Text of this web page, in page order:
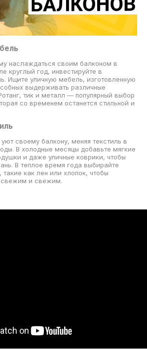
наслаждаться своим балконом в
круглый год, инвестируйте в
Ищите уличную мебель, изготовленную
выдерживать различные
тик и металл — популярный выбор
со временем останется стильной и
своему балкону, меняя текстиль в
В холодные месяцы добавьте мягкие
и даже уличные коврики, чтобы
В теплое время года выбирайте
такие как лен или хлопок, чтобы
свежим и свежим.